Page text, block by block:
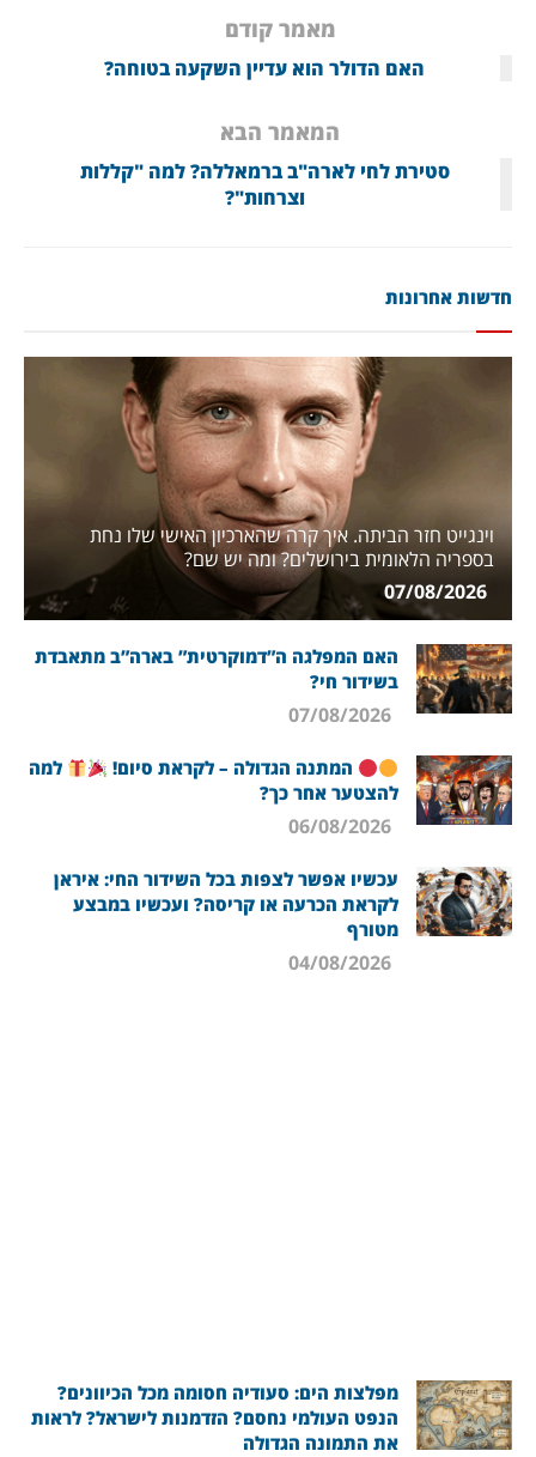
מאמר קודם
האם הדולר הוא עדיין השקעה בטוחה?
המאמר הבא
סטירת לחי לארה"ב ברמאללה? למה "קללות
וצרחות"?
חדשות אחרונות
וינגייט חזר הביתה. איך קרה שהארכיון האישי שלו נחת
בספריה הלאומית בירושלים? ומה יש שם?
האם המפלגה ה”דמוקרטית” בארה”ב מתאבדת
בשידור חי?
המתנה הגדולה – לקראת סיום!
למה
להצטער אחר כך?
עכשיו אפשר לצפות בכל השידור החי: איראן
לקראת הכרעה או קריסה? ועכשיו במבצע
מטורף
מפלצות הים: סעודיה חסומה מכל הכיוונים?
הנפט העולמי נחסם? הזדמנות לישראל? לראות
את התמונה הגדולה